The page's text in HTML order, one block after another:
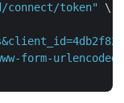
token"
\
form-urlencoded"